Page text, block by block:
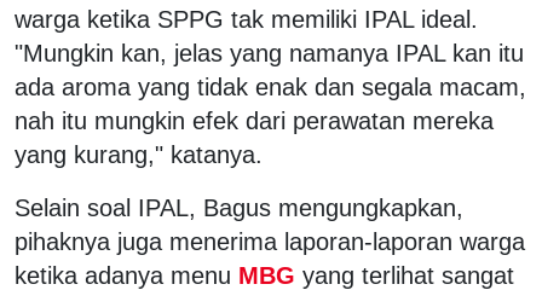
warga ketika SPPG tak memiliki IPAL ideal.
"Mungkin kan, jelas yang namanya IPAL kan itu
ada aroma yang tidak enak dan segala macam,
nah itu mungkin efek dari perawatan mereka
yang kurang," katanya.
Selain soal IPAL, Bagus mengungkapkan,
pihaknya juga menerima laporan-laporan warga
ketika adanya menu MBG yang terlihat sangat